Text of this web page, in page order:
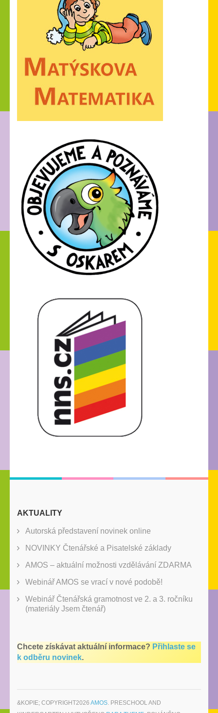
AKTUALITY
Autorská představení novinek online
NOVINKY Čtenářské a Pisatelské základy
AMOS – aktuální možnosti vzdělávání ZDARMA
Webinář AMOS se vrací v nové podobě!
Webinář Čtenářská gramotnost ve 2. a 3. ročníku
(materiály Jsem čtenář)
Chcete získávat aktuální informace? Přihlaste se
k odběru novinek.
&KOPIE; COPYRIGHT2026 AMOS. PRESCHOOL AND